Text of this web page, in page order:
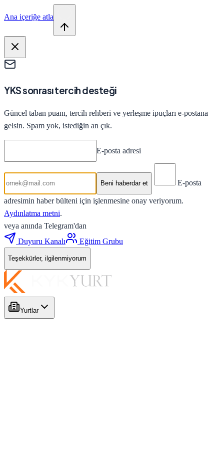
Ana içeriğe atla
YKS sonrası tercih desteği
Güncel taban puanı, tercih rehberi ve yerleşme ipuçları e-postana
gelsin. Spam yok, istediğin an çık.
E-posta adresi
Beni haberdar et E-posta
adresimin haber bülteni için işlenmesine onay veriyorum.
Aydınlatma metni.
veya anında Telegram'dan
Duyuru Kanalı
Eğitim Grubu
Teşekkürler, ilgilenmiyorum
Yurtlar